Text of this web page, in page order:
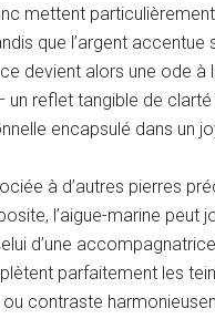
mettent
que l’argent accentue
devient alors une ode à
un reflet tangible de
encapsulé dans un
à d’autres pierres
l’aigue-marine peut
d’une
parfaitement les
contraste